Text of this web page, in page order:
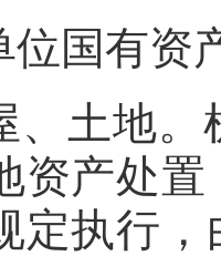
位国有资
、土地
资产处
定执行